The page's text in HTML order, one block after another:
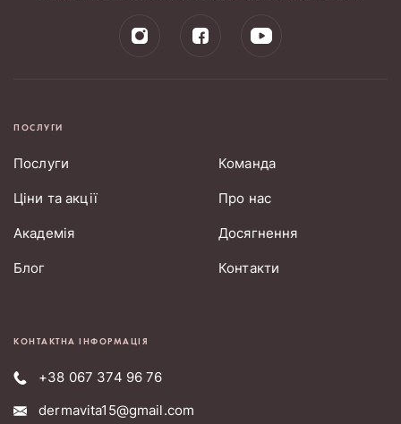
ПОСЛУГИ
Послуги
Ціни та акції
Академія
Блог
Команда
Про нас
Досягнення
Контакти
КОНТАКТНА ІНФОРМАЦІЯ
+38 067 374 96 76
dermavita15@gmail.com